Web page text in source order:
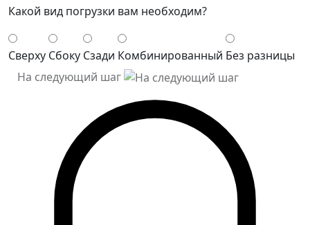
Какой вид погрузки вам необходим?
Сверху Сбоку Сзади Комбинированный Без разницы
На следующий шаг